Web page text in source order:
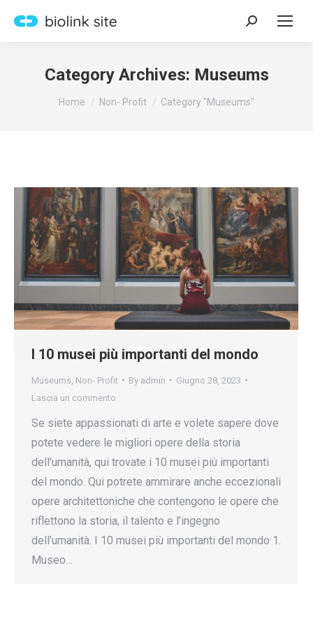
Search:
Category Archives: Museums
You are here:
Home Non- Profit Category "Museums"
I 10 musei più importanti del mondo
Museums Non- Profit By admin
Giugno 28, 2023
Lascia un commento
Se siete appassionati di arte e volete sapere dove
potete vedere le migliori opere della storia
dell’umanità, qui trovate i 10 musei più importanti
del mondo. Qui potrete ammirare anche eccezionali
opere architettoniche che contengono le opere che
riflettono la storia, il talento e l’ingegno
dell’umanità. I 10 musei più importanti del mondo 1.
Museo…